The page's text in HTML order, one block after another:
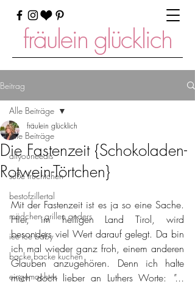
fräulein glücklich
Beitrag
Alle Beiträge
allyouneedis
süße früchtchen
bestofzillertal
mädchen grillen anders
ice ice baby
backe backe kuchen
eingemachtes
Alle Beiträge
Die Fastenzeit {Schokoladen-
Rotwein-Törtchen}
fräulein glücklich
Mit der Fastenzeit ist es ja so eine Sache.
Hier, im heiligen Land Tirol, wird
besonders viel Wert darauf gelegt. Da bin
ich mal wieder ganz froh, einem anderen
Glauben anzugehören. Denn ich halte
mich doch lieber an Luthers Worte:
"...